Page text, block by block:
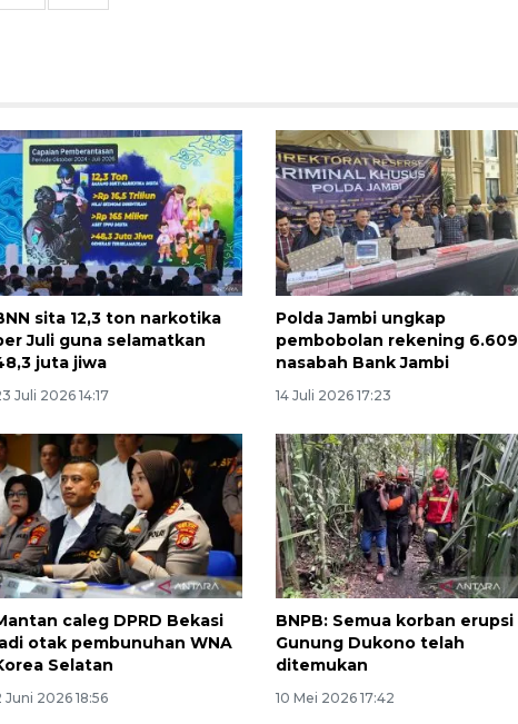
sita 12,3 ton narkotika
Juli guna selamatkan
juta jiwa
Juli 2026 14:17
Polda Jambi ungkap
pembobolan rekening 6.609
nasabah Bank Jambi
14 Juli 2026 17:23
caleg DPRD Bekasi
otak pembunuhan WNA
Selatan
Juni 2026 18:56
BNPB: Semua korban erupsi
Gunung Dukono telah
ditemukan
10 Mei 2026 17:42